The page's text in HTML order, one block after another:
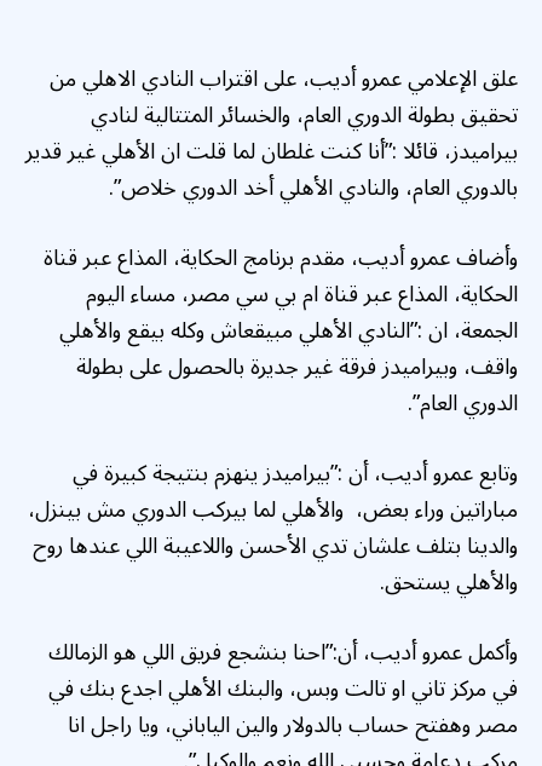
علق الإعلامي عمرو أديب، على اقتراب النادي الاهلي من
تحقيق بطولة الدوري العام، والخسائر المتتالية لنادي
بيراميدز، قائلا :”أنا كنت غلطان لما قلت ان الأهلي غير قدير
بالدوري العام، والنادي الأهلي أخد الدوري خلاص”.
وأضاف عمرو أديب، مقدم برنامج الحكاية، المذاع عبر قناة
الحكاية، المذاع عبر قناة ام بي سي مصر، مساء اليوم
الجمعة، ان :”النادي الأهلي مبيقعاش وكله بيقع والأهلي
واقف، وبيراميدز فرقة غير جديرة بالحصول على بطولة
الدوري العام”.
وتابع عمرو أديب، أن :”بيراميدز ينهزم بنتيجة كبيرة في
مباراتين وراء بعض، والأهلي لما بيركب الدوري مش بينزل،
والدينا بتلف علشان تدي الأحسن واللاعيبة اللي عندها روح
والأهلي يستحق.
وأكمل عمرو أديب، أن:”احنا بنشجع فريق اللي هو الزمالك
في مركز تاني او تالت وبس، والبنك الأهلي اجدع بنك في
مصر وهفتح حساب بالدولار والين الياباني، ويا راجل انا